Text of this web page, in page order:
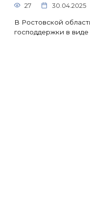
27 30.04.2025
В Ростовской
господдержки в